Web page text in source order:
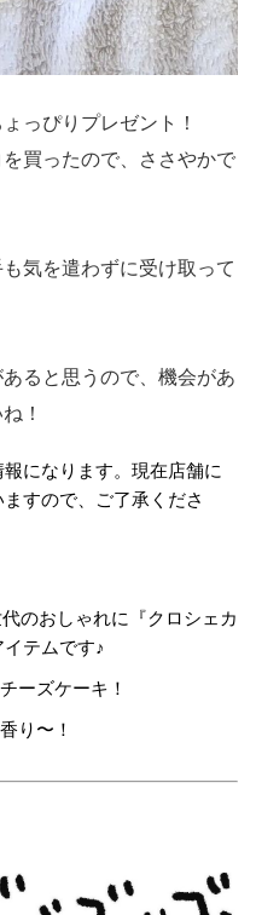
っぴりプレゼント！
買ったので、ささやかで
気を遣わずに受け取って
ると思うので、機会があ
！
になります。現在店舗に
すので、ご了承くださ
のおしゃれに『クロシェカ
テムです♪
ーズケーキ！
り〜！